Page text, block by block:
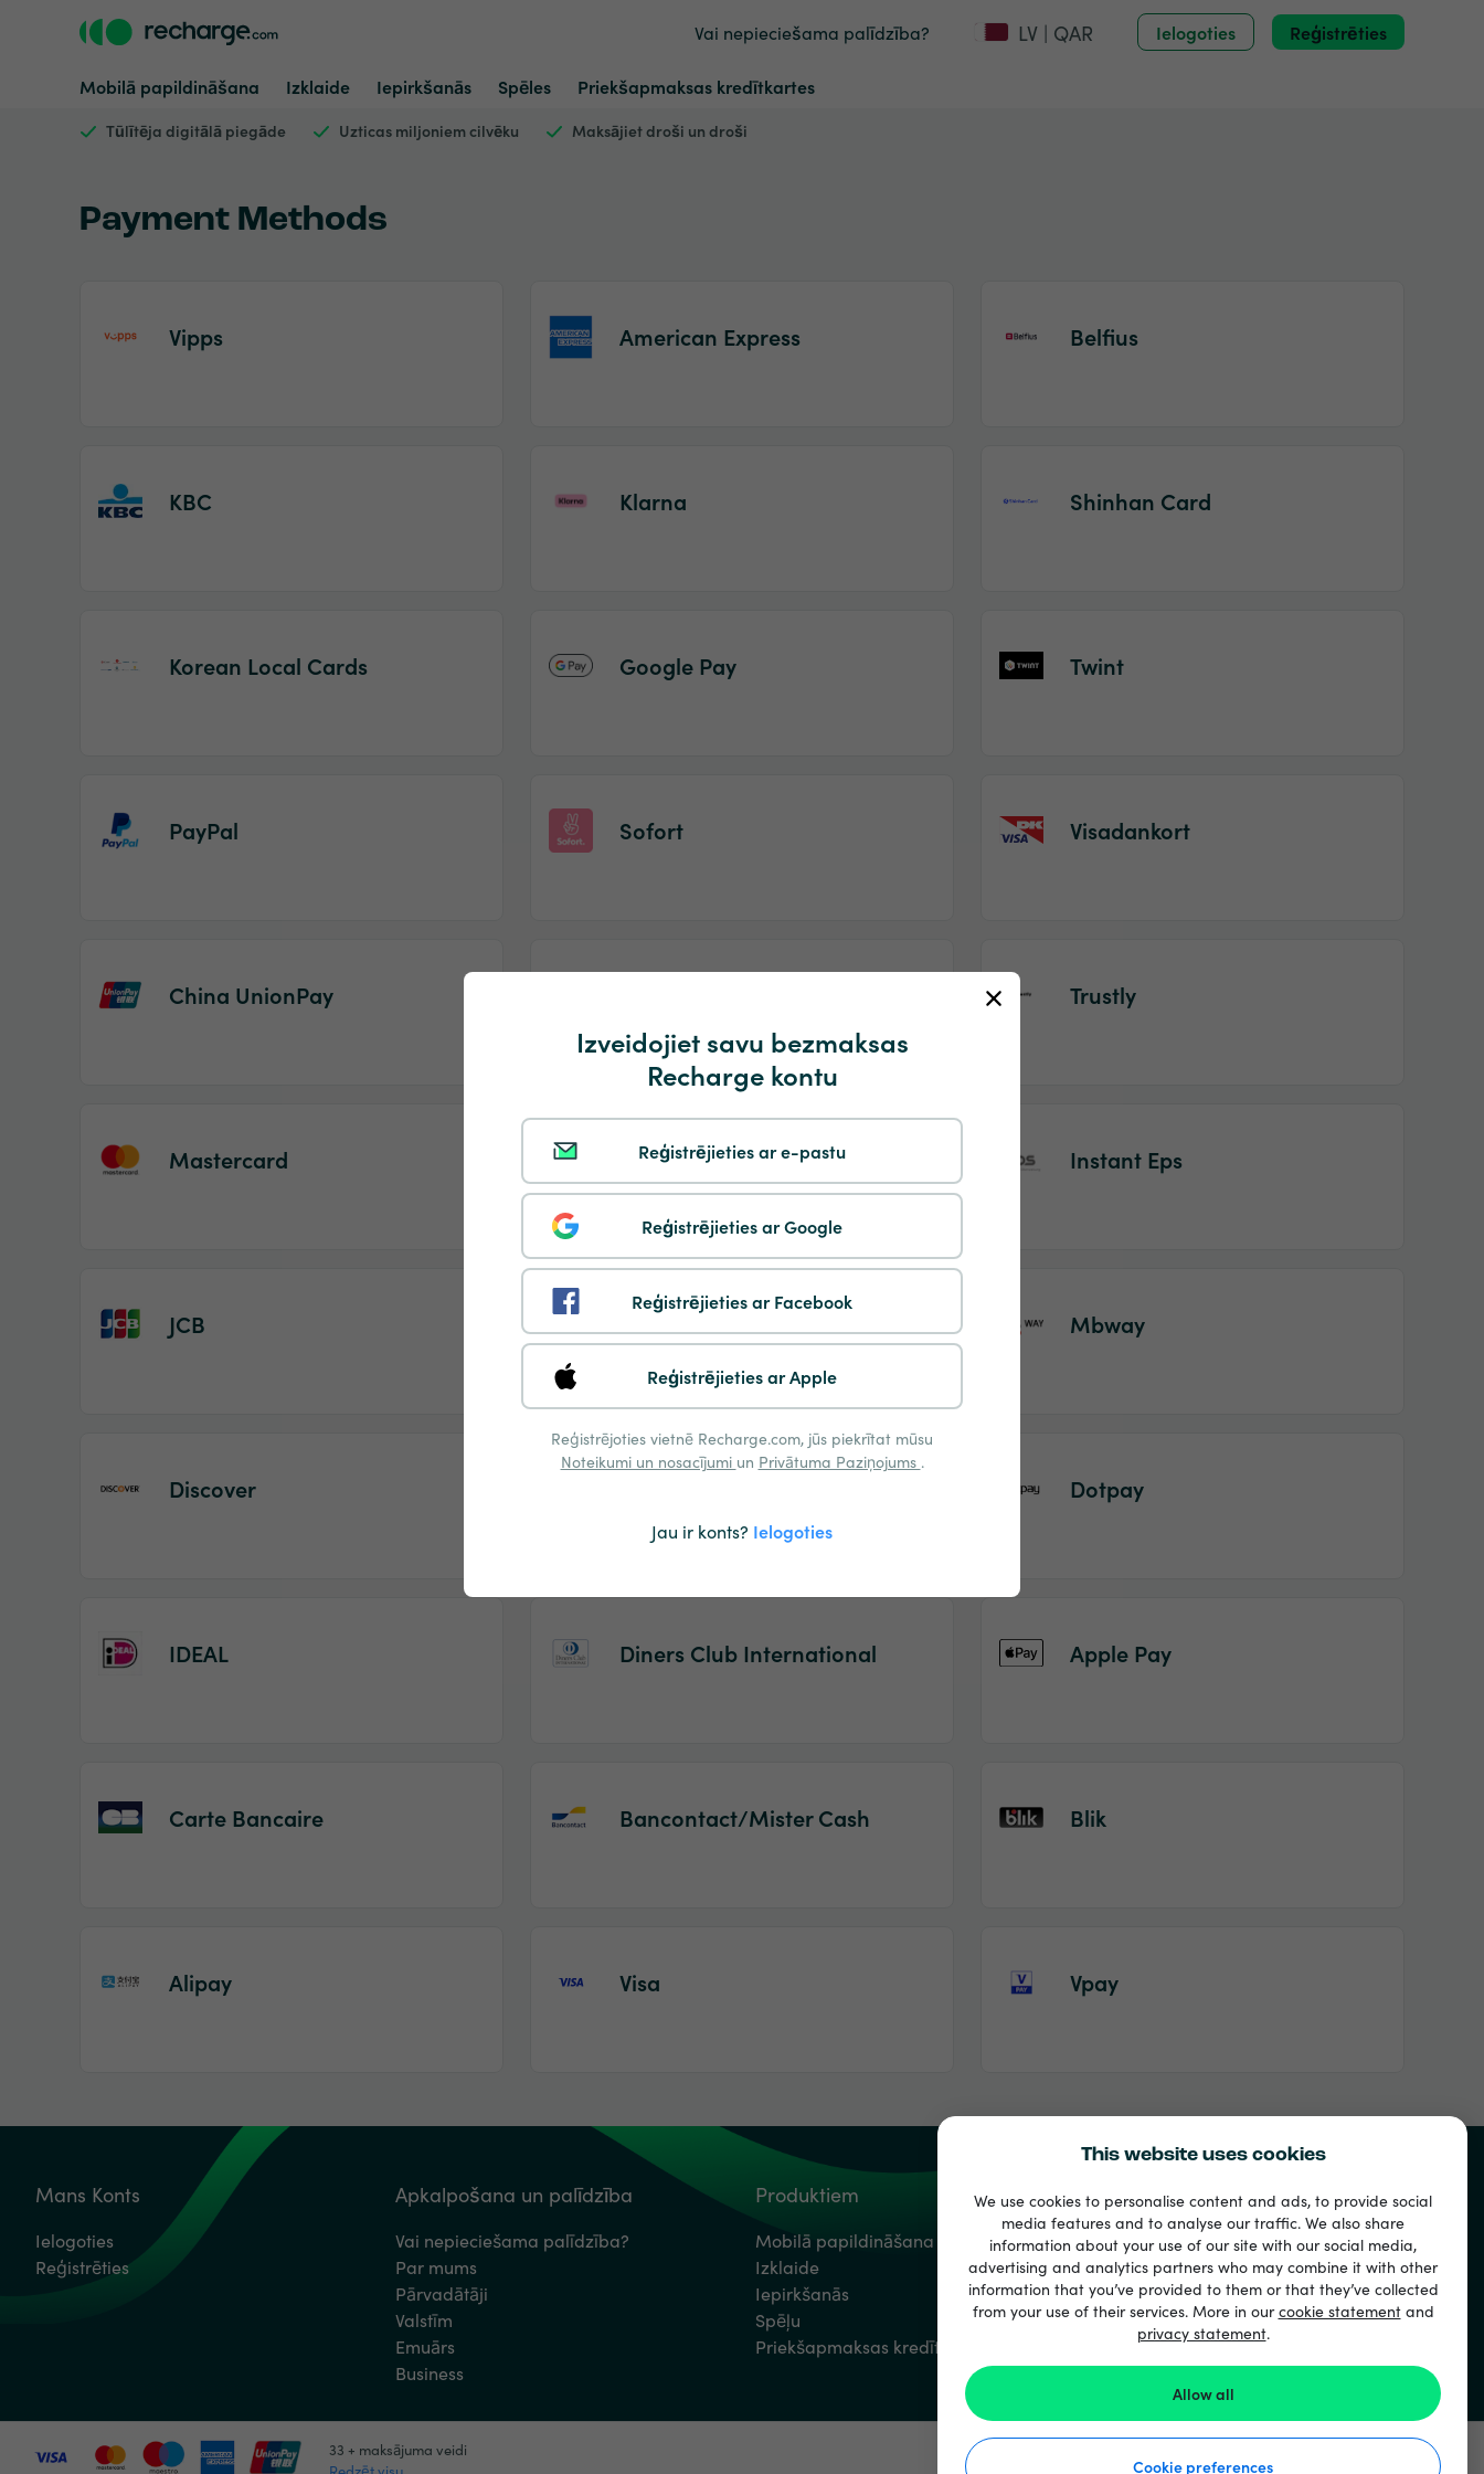
This website uses cookies
We use cookies to personalise content and ads, to provide social
media features and to analyse our traffic. We also share
information about your use of our site with our social media,
advertising and analytics partners who may combine it with other
information that you’ve provided to them or that they’ve collected
from your use of their services. More in ourcookie statementand
privacy statement.
Allow all
Cookie preferences
Vai nepieciešama palīdzība? LV | QAR Ielogoties Reģistrēties
Mobilā papildināšana Izklaide Iepirkšanās Spēles Priekšapmaksas kredītkartes
Tūlītēja digitālā piegāde Uzticas miljoniem cilvēku Maksājiet droši un droši
Izveidojiet savu bezmaksas
Recharge kontu
Reģistrējieties ar e-pastu
Reģistrējieties ar Google
Reģistrējieties ar Facebook
Reģistrējieties ar Apple
Reģistrējoties vietnē Recharge.com, jūs piekrītat mūsu
Noteikumi un nosacījumi un Privātuma Paziņojums .
Jau ir konts? Ielogoties
Payment Methods
Vipps American Express Belfius
KBC Klarna Shinhan Card
Korean Local Cards Google Pay Twint
PayPal Sofort Visadankort
China UnionPay Trustly
Mastercard Multibanco Instant Eps
JCB Pay by Phone Mbway
Discover Dotpay
IDEAL Diners Club International Apple Pay
Carte Bancaire Bancontact/Mister Cash Blik
Alipay Visa Vpay
Mans Konts
Ielogoties
Reģistrēties
Apkalpošana un palīdzība
Vai nepieciešama palīdzība?
Par mums
Pārvadātāji
Valstīm
Emuārs
Business
Produktiem
Mobilā papildināšana
Izklaide
Iepirkšanās
Spēļu
Priekšapmaksas kredītkartes
33 + maksājuma veidi